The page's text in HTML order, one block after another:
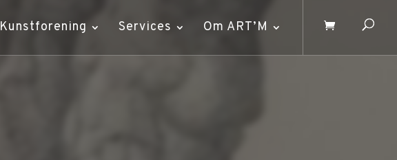
Kunstforening Services Om ART’M